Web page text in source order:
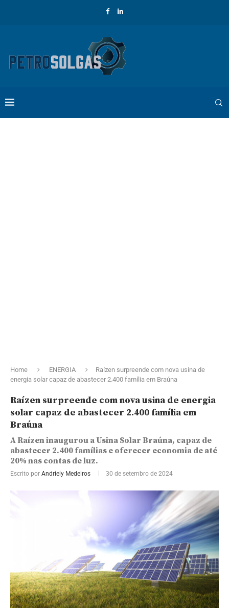
Home ENERGIA
Raízen surpreende com nova usina de
energia solar capaz de abastecer 2.400 família em Braúna
Raízen surpreende com nova usina de energia
solar capaz de abastecer 2.400 família em
Braúna
A Raízen inaugurou a Usina Solar Braúna, capaz de
abastecer 2.400 famílias e oferecer economia de até
20% nas contas de luz.
Escrito por Andriely Medeiros 30 de setembro de 2024